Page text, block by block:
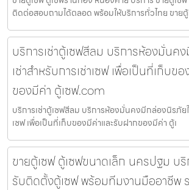
ติดต่อสอบถามได้ตลอด พร้อมให้บริการทั่วไทย ขาย
บริการเช่าตู้เซฟสีลม บริการห้องมั่นค
เช่าสำหรับการเช่าเซฟ เพื่อเป็นที่เก็บข
ของมีค่า ตู้เซฟ.com
บริการเช่าตู้เซฟสีลม บริการห้องมั่นคงมีกล่องนิรภัยใ
เซฟ เพื่อเป็นที่เก็บของมีค่าและรับฝากของมีค่า ตู้เ
ขายตู้เซฟ ตู้เซฟขนาดเล็ก นครปฐม บ
รับติดตั้งตู้เซฟ พร้อมทีมงานมืออาชีพ